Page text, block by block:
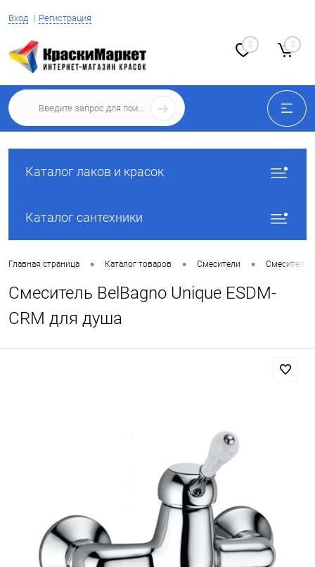
Вход Регистрация
0 0
Каталог лаков и красок
Каталог сантехники
Главная страница • Каталог товаров • Смесители • Смесители
Смеситель BelBagno Unique ESDM-
CRM для душа